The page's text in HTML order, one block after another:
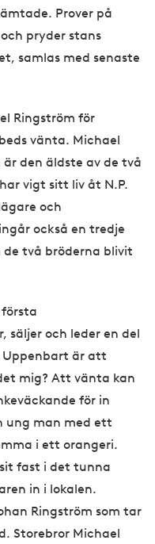
Prover på
pryder stans
samlas med senaste
Ringström för
vänta. Michael
den äldste av de två
vigt sitt liv åt N.P.
och
också en tredje
de två bröderna blivit
säljer och leder en del
Uppenbart är att
mig? Att vänta kan
för in
ung man med ett
i ett orangeri.
fast i det tunna
in i lokalen.
Ringström som tar
Storebror Michael